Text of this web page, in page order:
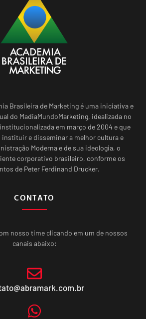
Brasileira de Marketing é uma iniciativa e
do MadiaMundoMarketing, idealizada no
em março de 2004 e que
e disseminar a melhor cultura e
Moderna e de sua ideologia, o
corporativo brasileiro, conforme os
de Peter Ferdinand Drucker.
CONTATO
nosso time clicando em um de nossos
canais abaixo: